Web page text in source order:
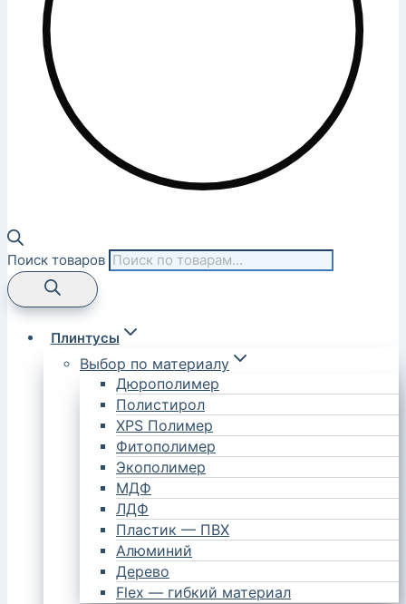
Поиск товаров
Плинтусы
Выбор по материалу
Дюрополимер
Полистирол
XPS Полимер
Фитополимер
Экополимер
МДФ
ЛДФ
Пластик — ПВХ
Алюминий
Дерево
Flex — гибкий материал